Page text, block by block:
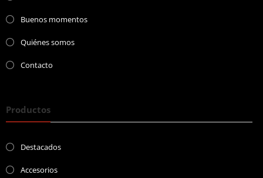
Buenos momentos
Quiénes somos
Contacto
Productos
Destacados
Accesorios